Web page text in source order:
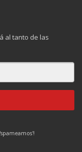
al tanto de las